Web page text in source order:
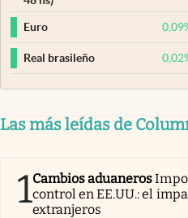
Euro 0,09
Real brasileño 0,02
Las más leídas de
1Cambios aduaneros
control en EE.UU.: el
extranjeros